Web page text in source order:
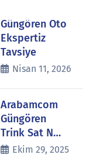
Güngören Oto
Ekspertiz
Tavsiye
Nisan 11, 2026
Arabamcom
Güngören
Trink Sat N…
Ekim 29, 2025